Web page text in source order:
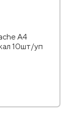
А4
10шт/уп